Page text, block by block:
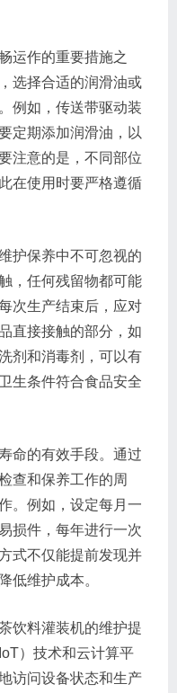
运作的重要措施之
选择合适的润滑油或
例如，传送带驱动装
定期添加润滑油，以
注意的是，不同部位
在使用时要严格遵循
护保养中不可忽视的
，任何残留物都可能
次生产结束后，应对
直接接触的部分，如
剂和消毒剂，可以有
生条件符合食品安全
命的有效手段。通过
查和保养工作的周
。例如，设定每月一
损件，每年进行一次
式不仅能提前发现并
低维护成本。
饮料灌装机的维护提
）技术和云计算平
访问设备状态和生产